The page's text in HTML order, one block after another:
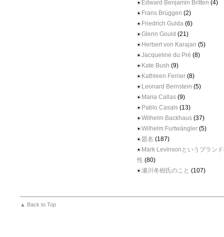
Edward Benjamin Britten (4)
Frans Brüggen (2)
Friedrich Gulda (6)
Glenn Gould (21)
Herbert von Karajan (5)
Jacqueline du Pré (8)
Kate Bush (9)
Kathleen Ferrier (8)
Leonard Bernstein (5)
Maria Callas (9)
Pablo Casals (13)
Wilhelm Backhaus (37)
Wilhelm Furtwängler (5)
題名 (187)
Mark Levinsonというブラン
性 (80)
瀬川冬樹氏のこと (107)
▲ Back to Top